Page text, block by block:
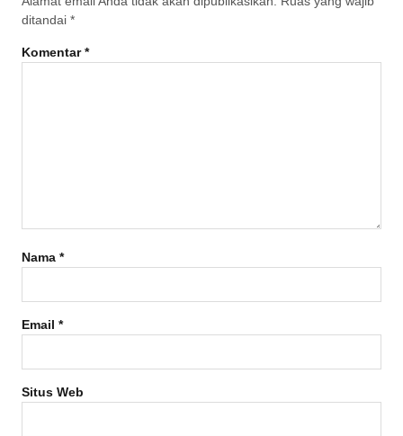
ditandai *
Komentar*
Nama *
Email *
Situs Web